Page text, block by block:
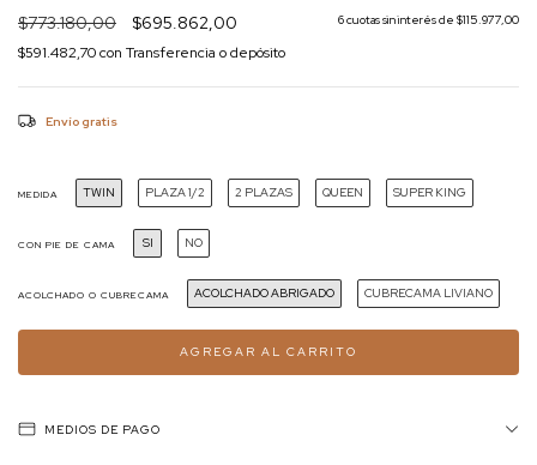
$773.180,00 $695.862,00 6cuotas sin interés de $115.977,00
$591.482,70con Transferencia o depósito
Envío gratis
MEDIDA TWIN PLAZA 1/2 2 PLAZAS QUEEN SUPER KING
CON PIE DE CAMA SI NO
ACOLCHADO O CUBRECAMA ACOLCHADO ABRIGADO CUBRECAMA LIVIANO
MEDIOS DE PAGO